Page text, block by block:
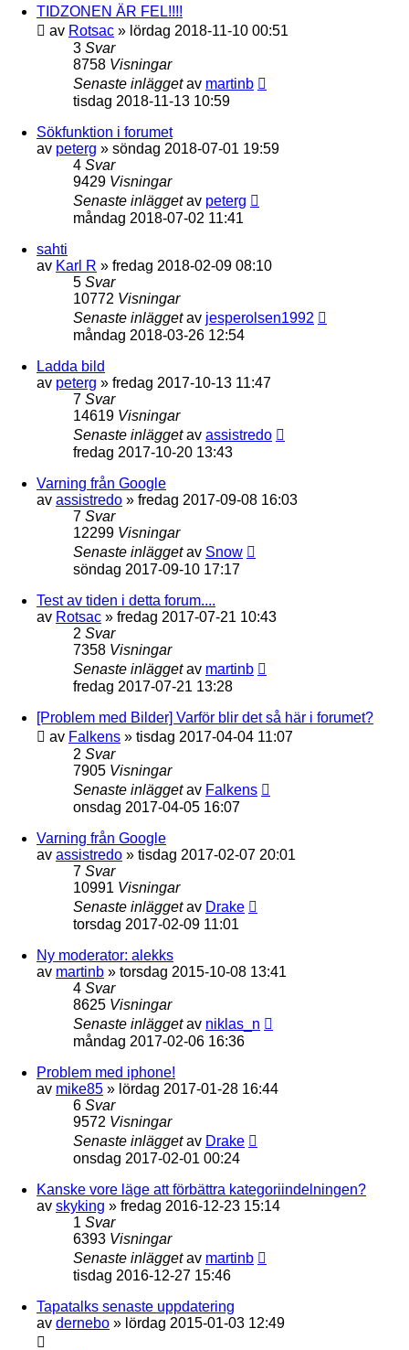
TIDZONEN ÄR FEL!!!!
av Rotsac » lördag 2018-11-10 00:51
3 Svar
8758 Visningar
Senaste inläggetav martinb
tisdag 2018-11-13 10:59
Sökfunktion i forumet
av peterg » söndag 2018-07-01 19:59
4 Svar
9429 Visningar
Senaste inläggetav peterg
måndag 2018-07-02 11:41
sahti
av Karl R » fredag 2018-02-09 08:10
5 Svar
10772 Visningar
Senaste inläggetav jesperolsen1992
måndag 2018-03-26 12:54
Ladda bild
av peterg » fredag 2017-10-13 11:47
7 Svar
14619 Visningar
Senaste inläggetav assistredo
fredag 2017-10-20 13:43
Varning från Google
av assistredo » fredag 2017-09-08 16:03
7 Svar
12299 Visningar
Senaste inläggetav Snow
söndag 2017-09-10 17:17
Test av tiden i detta forum....
av Rotsac » fredag 2017-07-21 10:43
2 Svar
7358 Visningar
Senaste inläggetav martinb
fredag 2017-07-21 13:28
[Problem med Bilder] Varför blir det så här i forumet?
av Falkens » tisdag 2017-04-04 11:07
2 Svar
7905 Visningar
Senaste inläggetav Falkens
onsdag 2017-04-05 16:07
Varning från Google
av assistredo » tisdag 2017-02-07 20:01
7 Svar
10991 Visningar
Senaste inläggetav Drake
torsdag 2017-02-09 11:01
Ny moderator: alekks
av martinb » torsdag 2015-10-08 13:41
4 Svar
8625 Visningar
Senaste inläggetav niklas_n
måndag 2017-02-06 16:36
Problem med iphone!
av mike85 » lördag 2017-01-28 16:44
6 Svar
9572 Visningar
Senaste inläggetav Drake
onsdag 2017-02-01 00:24
Kanske vore läge att förbättra kategoriindelningen?
av skyking » fredag 2016-12-23 15:14
1 Svar
6393 Visningar
Senaste inläggetav martinb
tisdag 2016-12-27 15:46
Tapatalks senaste uppdatering
av dernebo » lördag 2015-01-03 12:49